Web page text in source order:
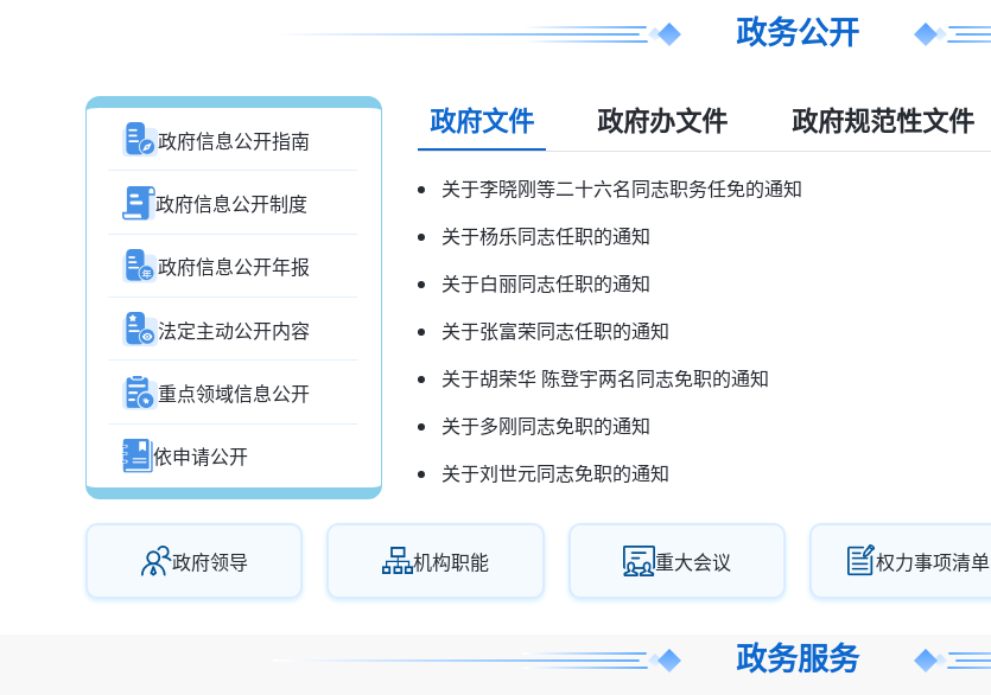
政务公开
政府信息公开指南
政府信息公开制度
政府信息公开年报
法定主动公开内容
重点领域信息公开
依申请公开
政府文件 政府办文件 政府规范性文件
关于李晓刚等二十六名同志职务任免的通知
关于杨乐同志任职的通知
关于白丽同志任职的通知
关于张富荣同志任职的通知
关于胡荣华 陈登宇两名同志免职的通知
关于多刚同志免职的通知
关于刘世元同志免职的通知
政府领导 机构职能 重大会议 权力事项清单
政务服务